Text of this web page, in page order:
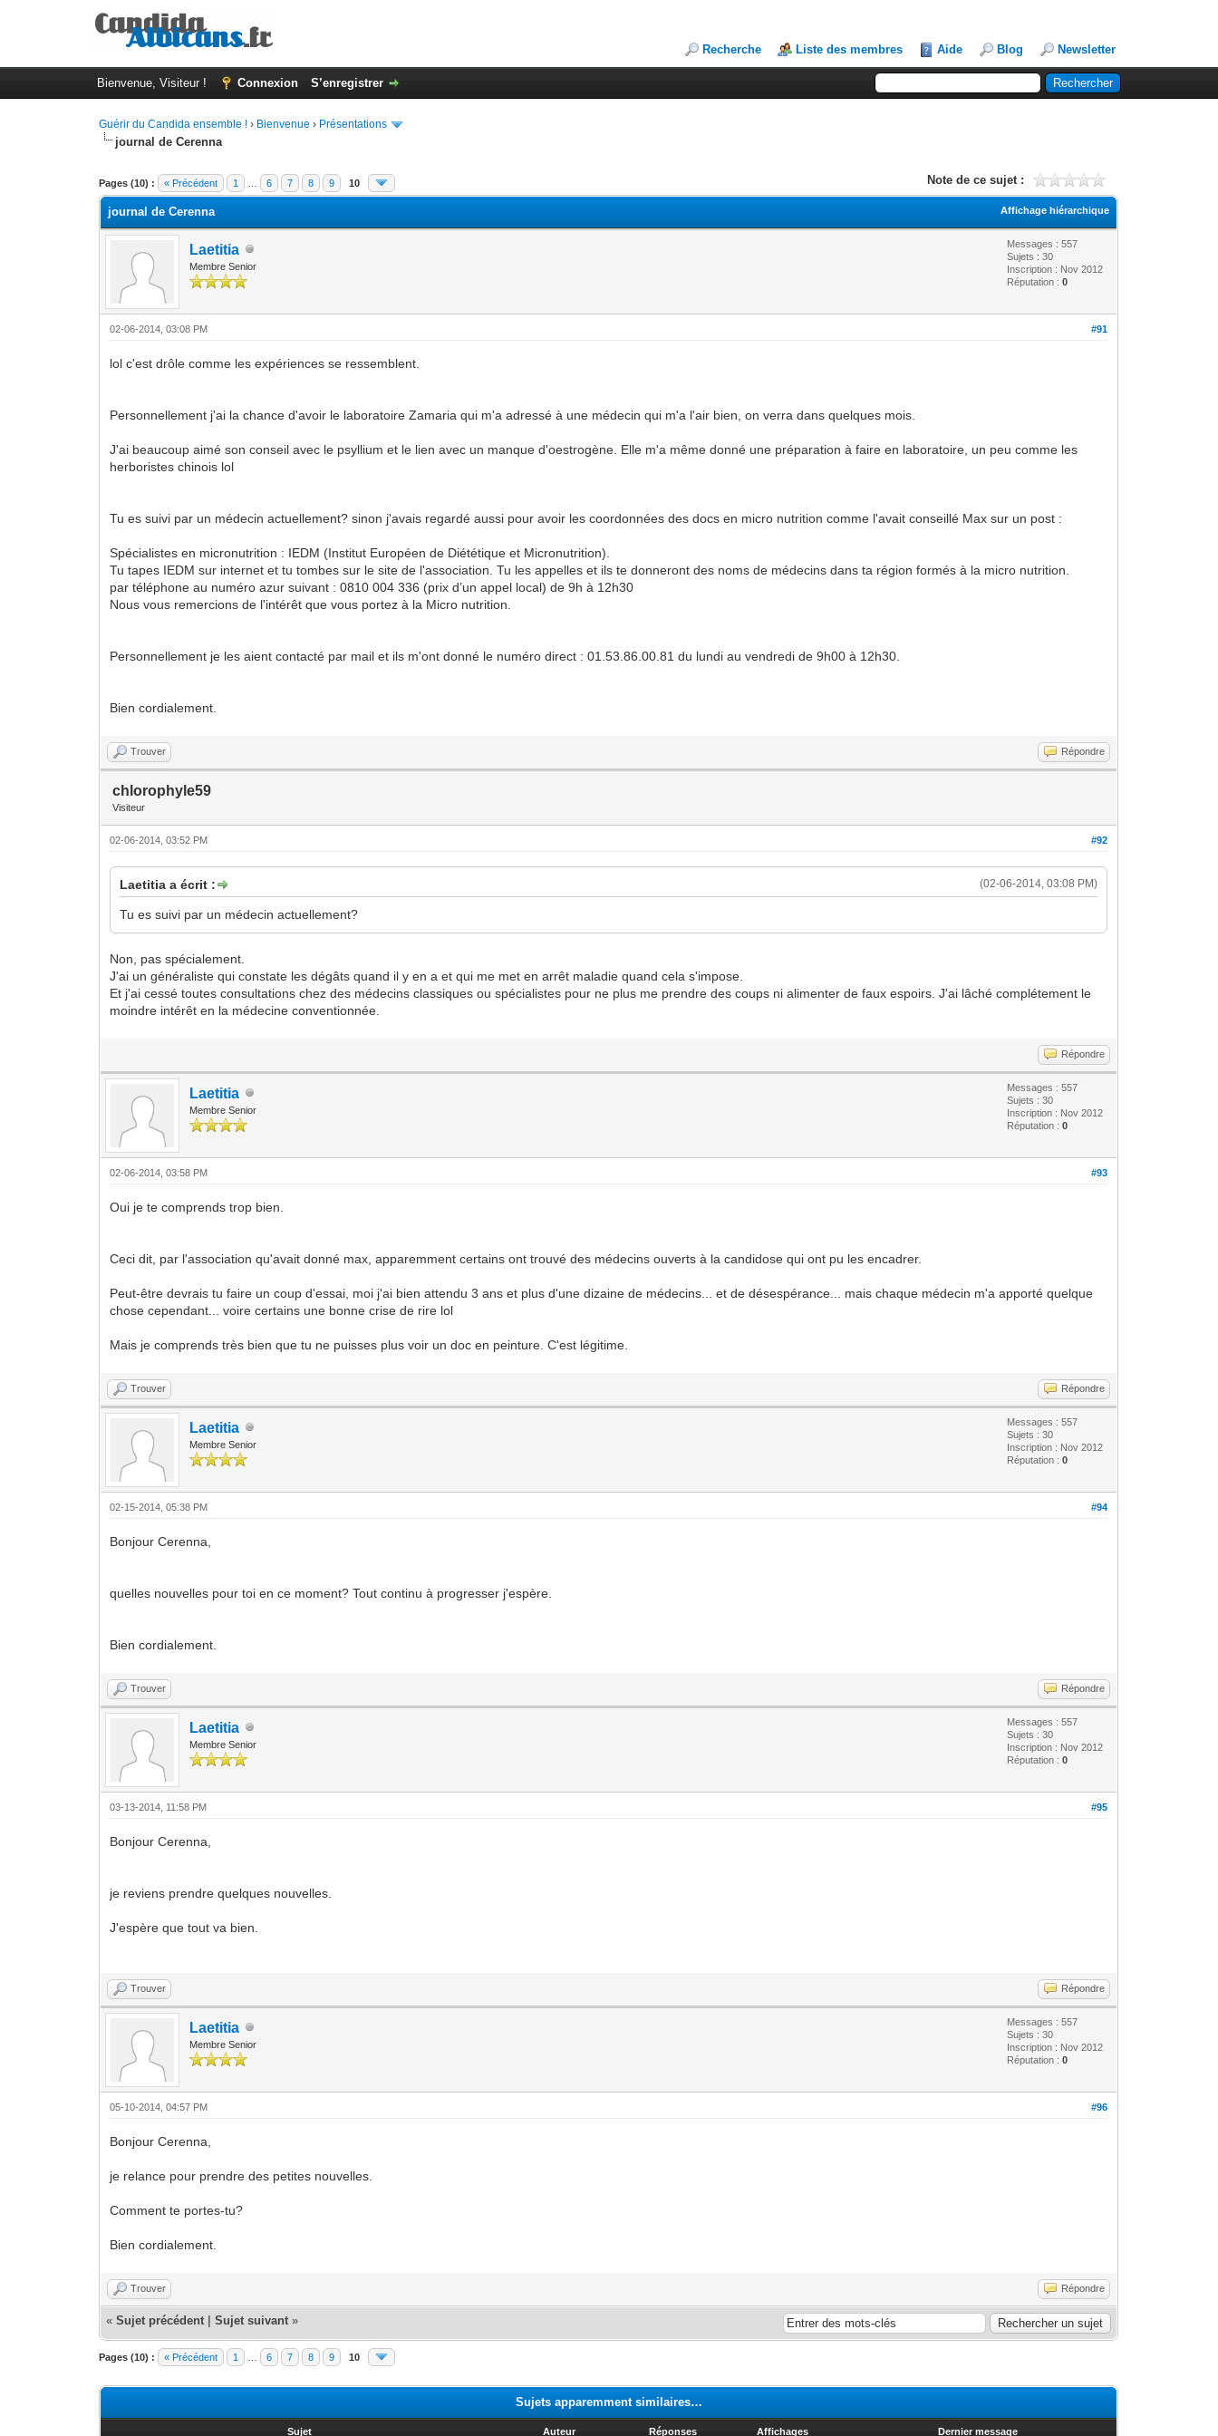
Recherche Liste des membres Aide Blog Newsletter
Bienvenue, Visiteur ! Connexion S’enregistrer
Guérir du Candida ensemble ! › Bienvenue › Présentations
journal de Cerenna
Pages (10) : « Précédent 1 6 7 8 9 10 Note de ce sujet :
Moyenne : 0 (0 vote(s))
1
2
3
4
5
Affichage hiérarchique
journal de Cerenna
Laetitia
Membre Senior
Messages : 557
Sujets : 30
Inscription : Nov 2012
Réputation :0
#91
02-06-2014, 03:08 PM
lol c'est drôle comme les expériences se ressemblent.
Personnellement j'ai la chance d'avoir le laboratoire Zamaria qui m'a adressé à une médecin qui m'a l'air bien, on verra dans quelques mois.
J'ai beaucoup aimé son conseil avec le psyllium et le lien avec un manque d'oestrogène. Elle m'a même donné une préparation à faire en laboratoire, un peu comme les
herboristes chinois lol
Tu es suivi par un médecin actuellement? sinon j'avais regardé aussi pour avoir les coordonnées des docs en micro nutrition comme l'avait conseillé Max sur un post :
Spécialistes en micronutrition : IEDM (Institut Européen de Diététique et Micronutrition).
Tu tapes IEDM sur internet et tu tombes sur le site de l'association. Tu les appelles et ils te donneront des noms de médecins dans ta région formés à la micro nutrition.
par téléphone au numéro azur suivant : 0810 004 336 (prix d’un appel local) de 9h à 12h30
Nous vous remercions de l'intérêt que vous portez à la Micro nutrition.
Personnellement je les aient contacté par mail et ils m'ont donné le numéro direct : 01.53.86.00.81 du lundi au vendredi de 9h00 à 12h30.
Bien cordialement.
Trouver Répondre
chlorophyle59
Visiteur
#92
02-06-2014, 03:52 PM
(02-06-2014, 03:08 PM)
Laetitia a écrit :
Tu es suivi par un médecin actuellement?
Non, pas spécialement.
J'ai un généraliste qui constate les dégâts quand il y en a et qui me met en arrêt maladie quand cela s'impose.
Et j'ai cessé toutes consultations chez des médecins classiques ou spécialistes pour ne plus me prendre des coups ni alimenter de faux espoirs. J'ai lâché complétement le
moindre intérêt en la médecine conventionnée.
Répondre
Laetitia
Membre Senior
Messages : 557
Sujets : 30
Inscription : Nov 2012
Réputation :0
#93
02-06-2014, 03:58 PM
Oui je te comprends trop bien.
Ceci dit, par l'association qu'avait donné max, apparemment certains ont trouvé des médecins ouverts à la candidose qui ont pu les encadrer.
Peut-être devrais tu faire un coup d'essai, moi j'ai bien attendu 3 ans et plus d'une dizaine de médecins... et de désespérance... mais chaque médecin m'a apporté quelque
chose cependant... voire certains une bonne crise de rire lol
Mais je comprends très bien que tu ne puisses plus voir un doc en peinture. C'est légitime.
Trouver Répondre
Laetitia
Membre Senior
Messages : 557
Sujets : 30
Inscription : Nov 2012
Réputation :0
#94
02-15-2014, 05:38 PM
Bonjour Cerenna,
quelles nouvelles pour toi en ce moment? Tout continu à progresser j'espère.
Bien cordialement.
Trouver Répondre
Laetitia
Membre Senior
Messages : 557
Sujets : 30
Inscription : Nov 2012
Réputation :0
#95
03-13-2014, 11:58 PM
Bonjour Cerenna,
je reviens prendre quelques nouvelles.
J'espère que tout va bien.
Trouver Répondre
Laetitia
Membre Senior
Messages : 557
Sujets : 30
Inscription : Nov 2012
Réputation :0
#96
05-10-2014, 04:57 PM
Bonjour Cerenna,
je relance pour prendre des petites nouvelles.
Comment te portes-tu?
Bien cordialement.
Trouver Répondre
«Sujet précédent |Sujet suivant »
Pages (10) : « Précédent 1 6 7 8 9 10
Sujets apparemment similaires…
Sujet Auteur Réponses Affichages Dernier message